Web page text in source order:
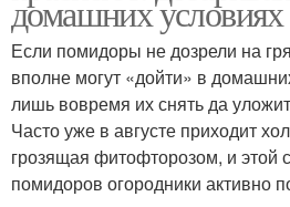
домашних условиях
Если помидоры не дозрели на
вполне могут «дойти» в
лишь вовремя их снять да
Часто уже в августе приходит
грозящая фитофторозом, и этой
помидоров огородники активно